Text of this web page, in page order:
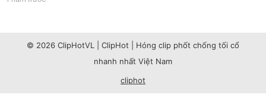
© 2026 ClipHotVL | ClipHot | Hóng clip phốt chống tối cổ
nhanh nhất Việt Nam
cliphot